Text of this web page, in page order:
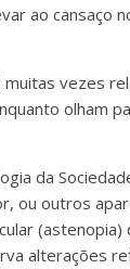
ao cansaço
vezes
olham
da
ou outros
(astenopia)
alterações